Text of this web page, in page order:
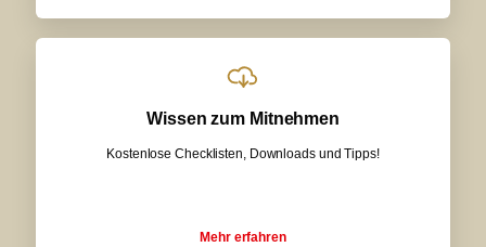
Wissen zum Mitnehmen
Kostenlose Checklisten, Downloads und Tipps!
Mehr erfahren